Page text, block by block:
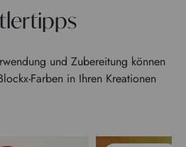
und Zubereitung können
Farben in Ihren Kreationen